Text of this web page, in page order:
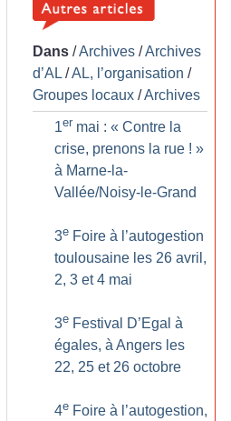
Dans /Archives /Archives
d’AL /AL, l’organisation /
Groupes locaux /Archives
1er mai : « Contre la
crise, prenons la rue ! »
à Marne-la-
Vallée/Noisy-le-Grand
3e Foire à l’autogestion
toulousaine les 26 avril,
2, 3 et 4 mai
3e Festival D’Egal à
égales, à Angers les
22, 25 et 26 octobre
4e Foire à l’autogestion,